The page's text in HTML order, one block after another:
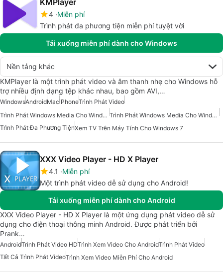
KMPlayer
4 Miễn phí
Trình phát đa phương tiện miễn phí tuyệt vời
Tải xuống miễn phí dành cho Windows
Nền tảng khác
KMPlayer là một trình phát video và âm thanh nhẹ cho Windows hỗ
trợ nhiều định dạng tệp khác nhau, bao gồm AVI,…
WindowsAndroidMaciPhoneTrình Phát Video
Trình Phát Windows Media Cho Windows 7
Trình Phát Windows Media Cho Windows 10
Trình Phát Đa Phương TiệnXem TV Trên Máy Tính Cho Windows 7
XXX Video Player - HD X Player
4.1
Miễn phí
Một trình phát video dễ sử dụng cho Android!
Tải xuống miễn phí dành cho Android
XXX Video Player - HD X Player là một ứng dụng phát video dễ sử
dụng cho điện thoại thông minh Android. Được phát triển bởi
Prank…
AndroidTrình Phát Video HDTrình Xem Video Cho AndroidTrình Phát Video
Tất Cả Trình Phát VideoTrình Xem Video Miễn Phí Cho Android